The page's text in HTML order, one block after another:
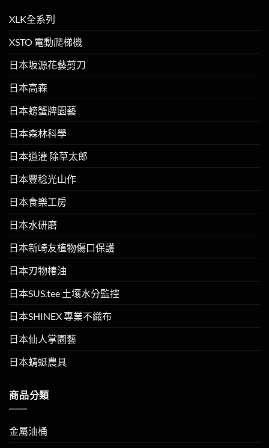
XLK全系列
XSTO 電動爬梯機
日本坂源花藝剪刀
日本高森
日本螃蟹牌園藝
日本森林科學
日本道灌 除草太郎
日本豐稔光山作
日本食樂工房
日本水研磨
日本新崎友植物傷口保護
日本刃物椿油
日本SUS.tee 土壤水分監控
日本SHINEX 專業不織布
日本仙人掌園藝
日本蜻蜓農具
商品分類
金屬油桶